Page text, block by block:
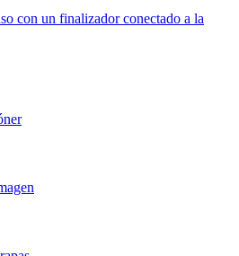
con un finalizador conectado a la